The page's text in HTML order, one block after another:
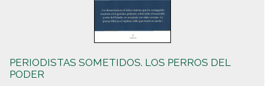
PERIODISTAS SOMETIDOS. LOS PERROS DEL
PODER